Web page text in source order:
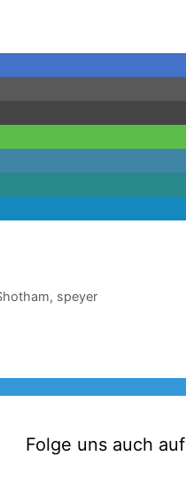
, speyer
Folge uns auch auf